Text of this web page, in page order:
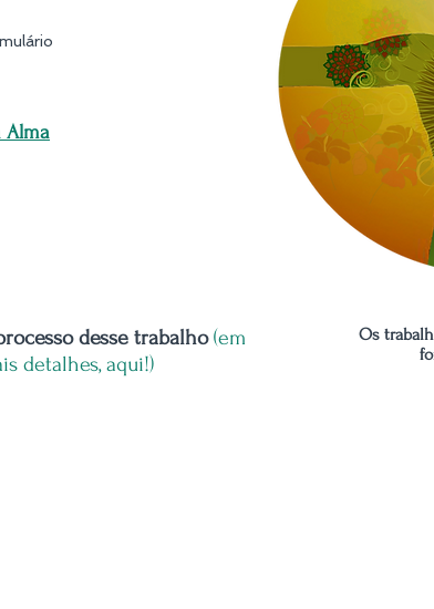
Alma
desse trabalho (em
detalhes, aqui!)
Os